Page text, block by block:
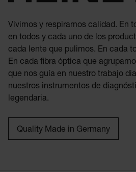
Vivimos y respiramos calidad. En
en todos y cada uno de los
cada lente que pulimos. En cada
En cada fibra óptica que
que nos guía en nuestro trabajo
nuestros instrumentos de
legendaria.
Quality Made in Germany